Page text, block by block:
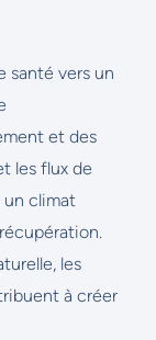
santé vers un
et des
les flux de
un climat
les
à créer